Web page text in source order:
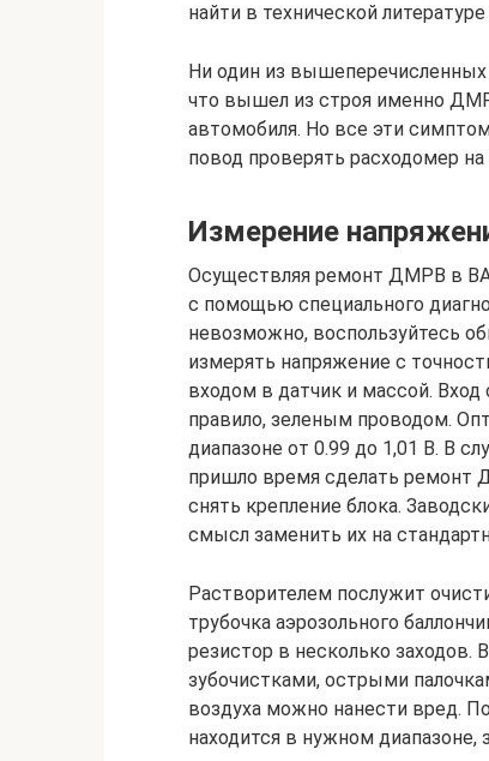
найти в технической
Ни один из
что вышел из строя именно
автомобиля. Но все эти
повод проверять расходомер
Измерение
Осуществляя ремонт ДМРВ в
с помощью специального
невозможно, воспользуйтесь
измерять напряжение с
входом в датчик и массой.
правило, зеленым проводом.
диапазоне от 0.99 до 1,01 В. В
пришло время сделать ремонт
снять крепление блока.
смысл заменить их на
Растворителем послужит
трубочка аэрозольного
резистор в несколько заходов.
зубочистками, острыми
воздуха можно нанести вред.
находится в нужном